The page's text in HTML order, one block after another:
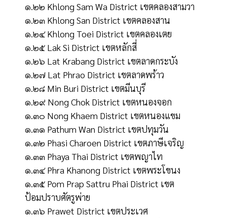
๑.๒๒ Khlong Sam Wa District เขตคลองสามวา
๑.๒๓ Khlong San District เขตคลองสาน
๑.๒๔ Khlong Toei District เขตคลองเตย
๑.๒๕ Lak Si District เขตหลักสี่
๑.๒๖ Lat Krabang District เขตลาดกระบัง
๑.๒๗ Lat Phrao District เขตลาดพร้าว
๑.๒๘ Min Buri District เขตมีนบุรี
๑.๒๙ Nong Chok District เขตหนองจอก
๑.๓๐ Nong Khaem District เขตหนองแขม
๑.๓๑ Pathum Wan District เขตปทุมวัน
๑.๓๒ Phasi Charoen District เขตภาษีเจริญ
๑.๓๓ Phaya Thai District เขตพญาไท
๑.๓๔ Phra Khanong District เขตพระโขนง
๑.๓๕ Pom Prap Sattru Phai District เขต
ป้อมปราบศัตรูพ่าย
๑.๓๖ Prawet District เขตประเวศ